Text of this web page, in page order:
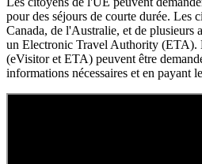
pour des séjours de courte durée. Les
Canada, de l'Australie, et de plusieurs
un Electronic Travel Authority (ETA).
(eVisitor et ETA) peuvent être
informations nécessaires et en payant